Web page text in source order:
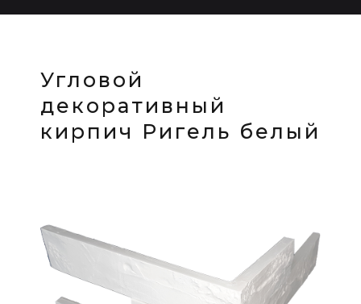
Угловой
декоративный
кирпич Ригель белый